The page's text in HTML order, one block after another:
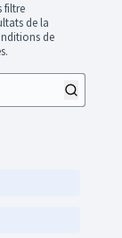
filtre
de la
de